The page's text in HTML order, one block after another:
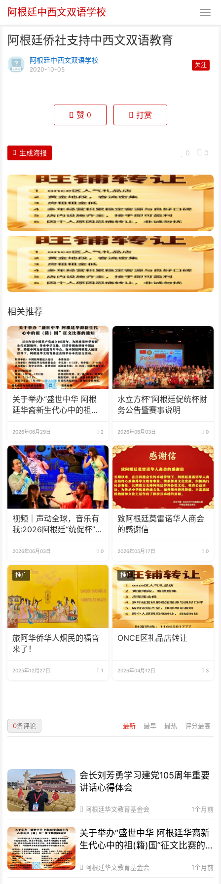
阿根廷中西文双语学校
阿根廷侨社支持中西文双语教育
阿根廷中西文双语学校
2020-10-05
关注
阿根廷侨社支持中西文双语教育
赞 0 打赏
0 0
生成海报
相关推荐
关于举办“盛世中华 阿根
廷华裔新生代心中的祖
2026年06月29日 2
水立方杯”阿根廷促统杯财
务公告暨赛事说明
2026年06月03日 0
视频｜声动全球，音乐有
我:2026阿根廷“统促杯”水
圆满落幕
2026年06月03日 0
致阿根廷莫雷诺华人商会
的感谢信
2026年05月17日 0
推广
旅阿华侨华人烟民的福音
来了！
2025年12月27日 1
推广
ONCE区礼品店转让
2026年04月12日 3
最新 最早 最热 评分最高
0条评论
会长刘芳勇学习建党105周年重要
讲话心得体会
阿根廷华文教育基金会 1个月前
关于举办“盛世中华 阿根廷华裔新
生代心中的祖(籍)国”征文比赛的
阿根廷华文教育基金会 1个月前